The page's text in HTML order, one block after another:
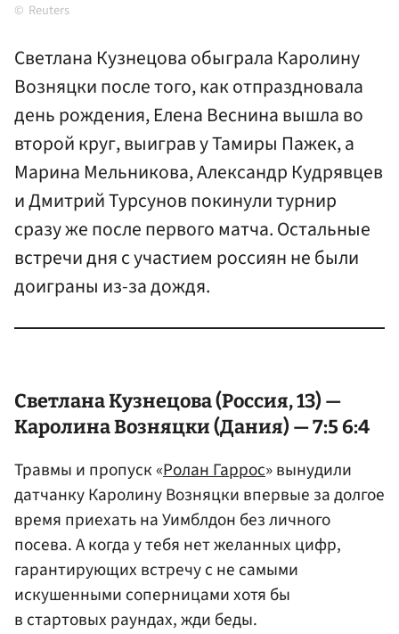
Reuters
Светлана Кузнецова обыграла Каролину
Возняцки после того, как отпраздновала
день рождения, Елена Веснина вышла во
второй круг, выиграв у Тамиры Пажек, а
Марина Мельникова, Александр Кудрявцев
и Дмитрий Турсунов покинули турнир
сразу же после первого матча. Остальные
встречи дня с участием россиян не были
доиграны из-за дождя.
СветланаКузнецова(Россия, 13) —
КаролинаВозняцки(Дания) — 7:5 6:4
Травмы и пропуск «Ролан Гаррос» вынудили
датчанку Каролину Возняцки впервые за долгое
время приехать на Уимблдон без личного
посева. А когда у тебя нет желанных цифр,
гарантирующих встречу с не самыми
искушенными соперницами хотя бы
в стартовых раундах, жди беды.